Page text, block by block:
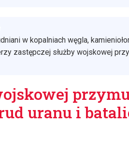
w kopalniach węgla,
zastępczej służby wojskowej
uranu i